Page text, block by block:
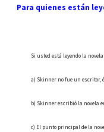
Para quienes están
Si usted está leyendo la
a) Skinner no fue un escritor,
b) Skinner escribió la novela
c) El punto principal de la